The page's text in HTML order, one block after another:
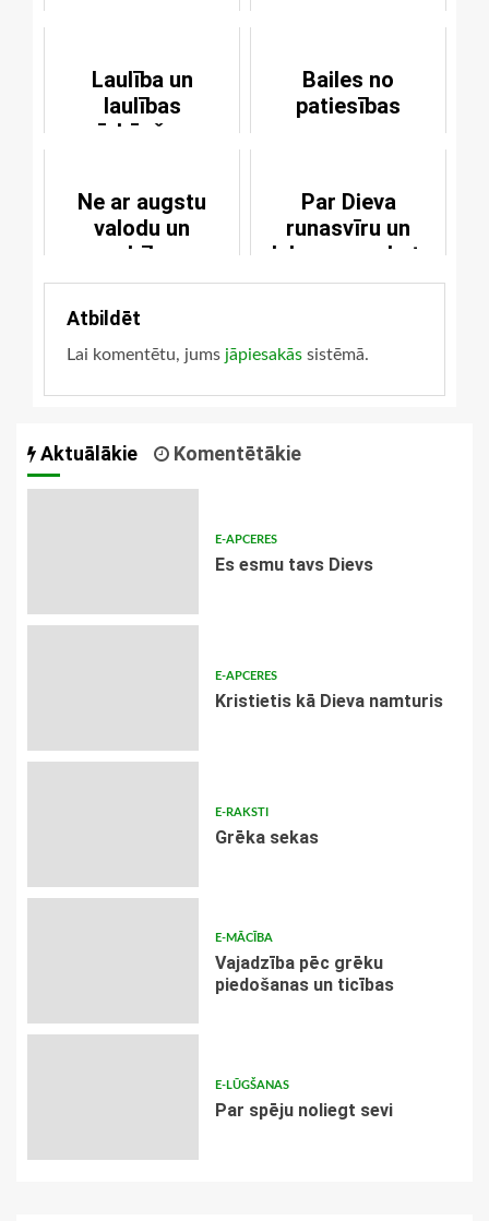
Laulība un
laulības
pārkāpšana
Bailes no
patiesības
Ne ar augstu
valodu un
gudrību...
Par Dieva
runasvīru un
debesu aprakstu
Atbildēt
Lai komentētu, jums jāpiesakās sistēmā.
Aktuālākie Komentētākie
E-APCERES
Es esmu tavs Dievs
E-APCERES
Kristietis kā Dieva namturis
E-RAKSTI
Grēka sekas
E-MĀCĪBA
Vajadzība pēc grēku
piedošanas un ticības
E-LŪGŠANAS
Par spēju noliegt sevi